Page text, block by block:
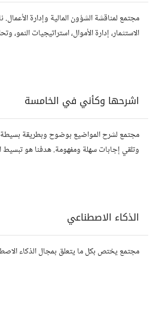
مجتمع لمناقشة الشؤون المالية وإدارة
الاستثمار، إدارة الأموال، استراتيجيات
اشرحها وكأني في الخامسة
مجتمع لشرح المواضيع بوضوح وبطريقة
وتلقي إجابات سهلة ومفهومة. هدفنا هو تبسيط
الذكاء الاصطناعي
مجتمع يختص بكل ما يتعلق بمجال الذكاء